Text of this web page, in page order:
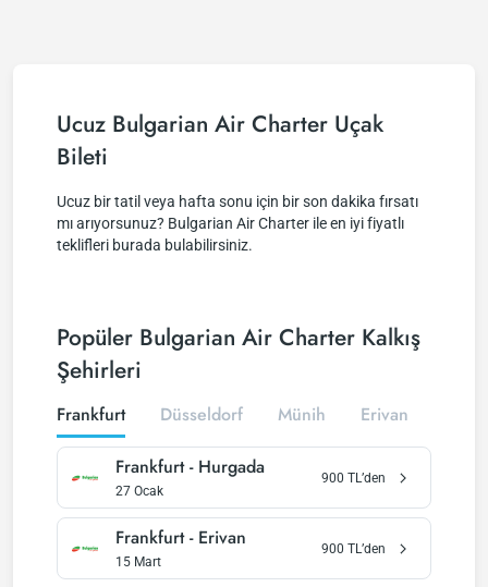
Ucuz Bulgarian Air Charter Uçak
Bileti
Ucuz bir tatil veya hafta sonu için bir son dakika fırsatı
mı arıyorsunuz? Bulgarian Air Charter ile en iyi fiyatlı
teklifleri burada bulabilirsiniz.
Popüler Bulgarian Air Charter Kalkış
Şehirleri
Frankfurt Düsseldorf Münih Erivan
Frankfurt- Hurgada
27 Ocak
900 TL’den
Frankfurt- Erivan
15 Mart
900 TL’den